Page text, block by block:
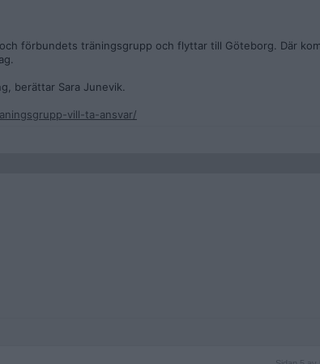
förbundets träningsgrupp och flyttar till Göteborg. Där
berättar Sara Junevik.
vill-ta-ansvar/
Sidan